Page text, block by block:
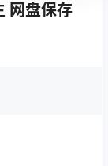
网盘保存